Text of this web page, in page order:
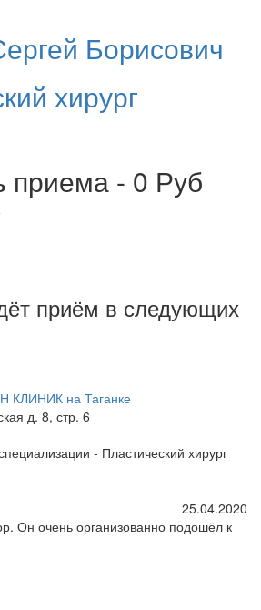
Борисович
хирург
приема - 0 Руб
приём в следующих
КЛИНИК на Таганке
д. 8, стр. 6
- Пластический хирург
25.04.2020
Он очень организованно подошёл к